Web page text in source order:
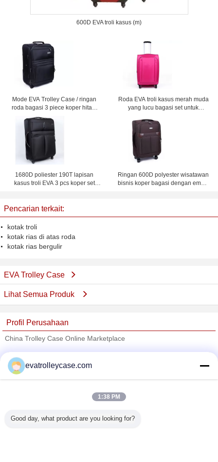
600D EVA troli kasus (m)
Mode EVA Trolley Case / ringan
roda bagasi 3 piece koper hitam
Roda EVA troli kasus merah muda
yang lucu bagasi set untuk
Custom
1680D poliester 190T lapisan
kasus troli EVA 3 pcs koper set
Ringan 600D polyester wisatawan
bisnis koper bagasi dengan empat
Pencarian terkait:
kotak troli
kotak rias di atas roda
kotak rias bergulir
EVA Trolley Case
Lihat Semua Produk
Profil Perusahaan
China Trolley Case Online Marketplace
Trust Seal
Verified Suplier
Semua produk
evatrolleycase.com
1:38 PM
Good day, what product are you looking for?